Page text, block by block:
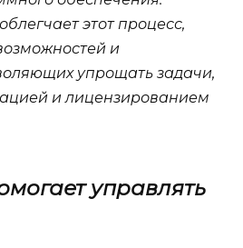
этот процесс,
и
упрощать задачи,
и лицензированием
управлять